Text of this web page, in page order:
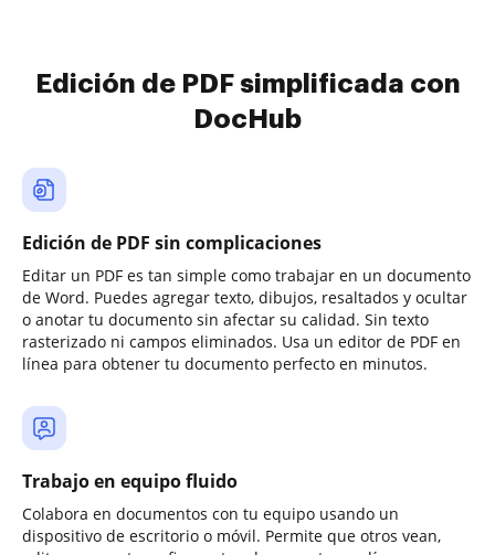
Edición de PDF simplificada con
DocHub
Edición de PDF sin complicaciones
Editar un PDF es tan simple como trabajar en un documento
de Word. Puedes agregar texto, dibujos, resaltados y ocultar
o anotar tu documento sin afectar su calidad. Sin texto
rasterizado ni campos eliminados. Usa un editor de PDF en
línea para obtener tu documento perfecto en minutos.
Trabajo en equipo fluido
Colabora en documentos con tu equipo usando un
dispositivo de escritorio o móvil. Permite que otros vean,